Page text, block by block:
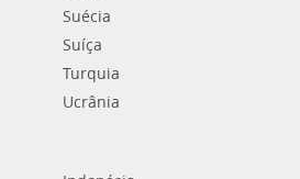
Suécia
Suíça
Turquia
Ucrânia